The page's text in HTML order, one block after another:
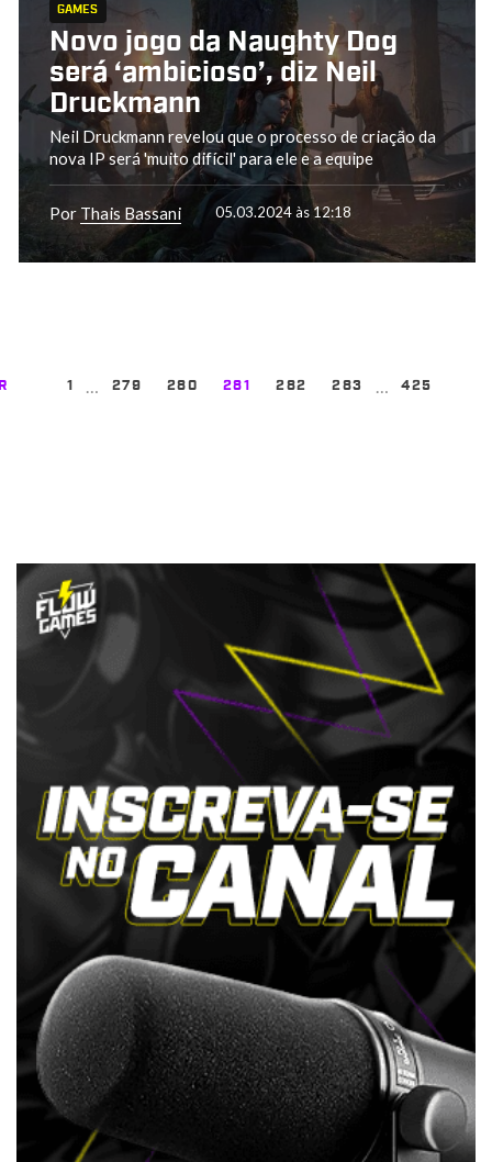
GAMES
Novo jogo da Naughty Dog
será ‘ambicioso’, diz Neil
Druckmann
Neil Druckmann revelou que o processo de criação da
nova IP será 'muito difícil' para ele e a equipe
Por Thais Bassani 05.03.2024 às 12:18
1 … 279 280 281 282 283 … 425